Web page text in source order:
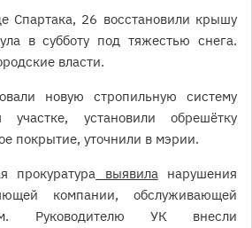
Спартака, 26 восстановили крышу
в субботу под тяжестью снега.
власти.
новую стропильную систему
участке, установили обрешётку
покрытие, уточнили в мэрии.
прокуратура выявиланарушения
компании, обслуживающей
Руководителю УК внесли